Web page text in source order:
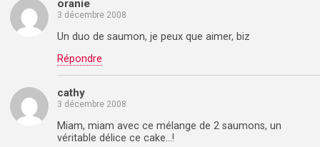
oranie
3 décembre 2008
Un duo de saumon, je peux que aimer, biz
Répondre
cathy
3 décembre 2008
Miam, miam avec ce mélange de 2 saumons, un
véritable délice ce cake…!